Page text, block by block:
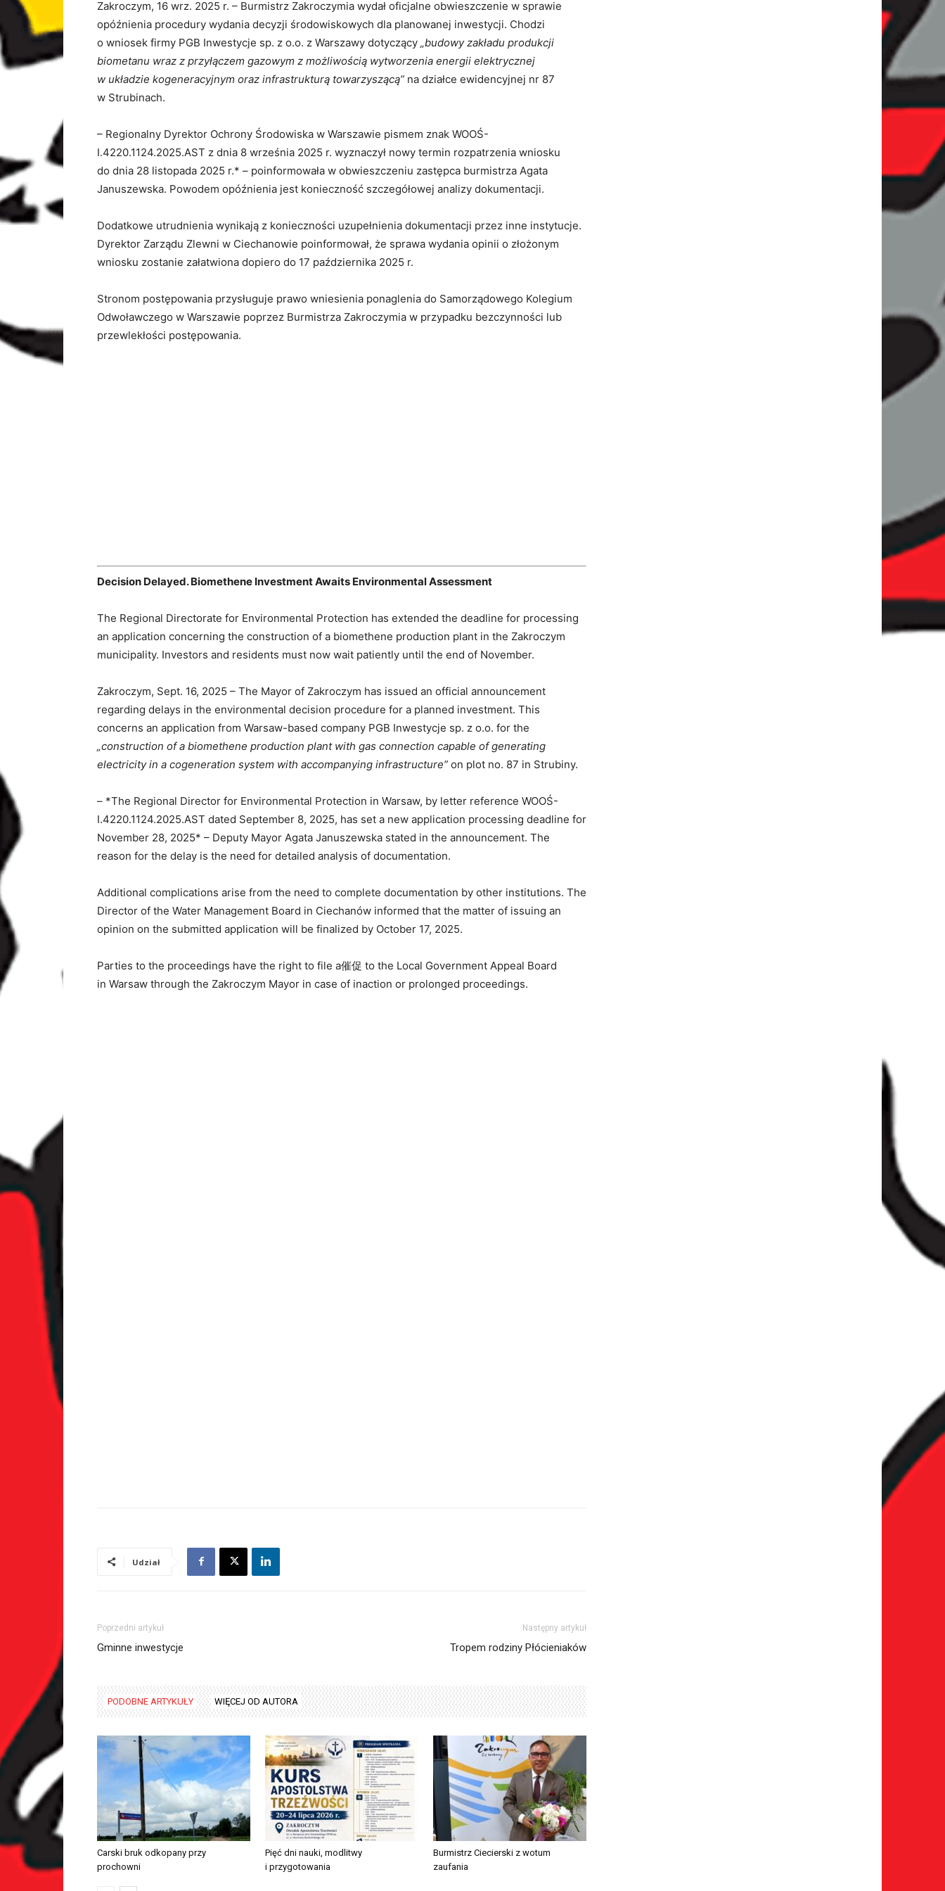
Zakroczym, 16 wrz. 2025 r. – Burmistrz Zakroczymia wydał oficjalne obwieszczenie w sprawie
opóźnienia procedury wydania decyzji środowiskowych dla planowanej inwestycji. Chodzi
o wniosek firmy PGB Inwestycje sp. z o.o. z Warszawy dotyczący „budowy zakładu produkcji
biometanu wraz z przyłączem gazowym z możliwością wytworzenia energii elektrycznej
w układzie kogeneracyjnym oraz infrastrukturą towarzyszącą” na działce ewidencyjnej nr 87
w Strubinach.
– Regionalny Dyrektor Ochrony Środowiska w Warszawie pismem znak WOOŚ-
I.4220.1124.2025.AST z dnia 8 września 2025 r. wyznaczył nowy termin rozpatrzenia wniosku
do dnia 28 listopada 2025 r.* – poinformowała w obwieszczeniu zastępca burmistrza Agata
Januszewska. Powodem opóźnienia jest konieczność szczegółowej analizy dokumentacji.
Dodatkowe utrudnienia wynikają z konieczności uzupełnienia dokumentacji przez inne instytucje.
Dyrektor Zarządu Zlewni w Ciechanowie poinformował, że sprawa wydania opinii o złożonym
wniosku zostanie załatwiona dopiero do 17 października 2025 r.
Stronom postępowania przysługuje prawo wniesienia ponaglenia do Samorządowego Kolegium
Odwoławczego w Warszawie poprzez Burmistrza Zakroczymia w przypadku bezczynności lub
przewlekłości postępowania.
Decision Delayed. Biomethene Investment Awaits Environmental Assessment
The Regional Directorate for Environmental Protection has extended the deadline for processing
an application concerning the construction of a biomethene production plant in the Zakroczym
municipality. Investors and residents must now wait patiently until the end of November.
Zakroczym, Sept. 16, 2025 – The Mayor of Zakroczym has issued an official announcement
regarding delays in the environmental decision procedure for a planned investment. This
concerns an application from Warsaw-based company PGB Inwestycje sp. z o.o. for the
„construction of a biomethene production plant with gas connection capable of generating
electricity in a cogeneration system with accompanying infrastructure” on plot no. 87 in Strubiny.
– *The Regional Director for Environmental Protection in Warsaw, by letter reference WOOŚ-
I.4220.1124.2025.AST dated September 8, 2025, has set a new application processing deadline for
November 28, 2025* – Deputy Mayor Agata Januszewska stated in the announcement. The
reason for the delay is the need for detailed analysis of documentation.
Additional complications arise from the need to complete documentation by other institutions. The
Director of the Water Management Board in Ciechanów informed that the matter of issuing an
opinion on the submitted application will be finalized by October 17, 2025.
Parties to the proceedings have the right to file a催促 to the Local Government Appeal Board
in Warsaw through the Zakroczym Mayor in case of inaction or prolonged proceedings.
Udział
Poprzedni artykuł
Gminne inwestycje
Następny artykuł
Tropem rodziny Płócieniaków
PODOBNE ARTYKUŁY WIĘCEJ OD AUTORA
Carski bruk odkopany przy
prochowni
Pięć dni nauki, modlitwy
i przygotowania
Burmistrz Ciecierski z wotum
zaufania